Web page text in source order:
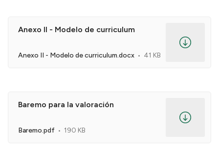
Anexo II - Modelo de curriculum
Anexo II - Modelo de curriculum.docx 41 KB
Baremo para la valoración
Baremo.pdf 190 KB